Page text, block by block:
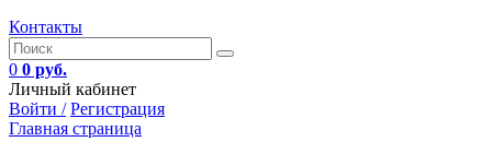
Контакты
0 0 руб.
Личный кабинет
Войти / Регистрация
Главная страница